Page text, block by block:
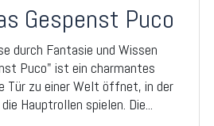
Gespenst Puco
durch Fantasie und Wissen
Puco" ist ein charmantes
Tür zu einer Welt öffnet, in der
Hauptrollen spielen. Die...